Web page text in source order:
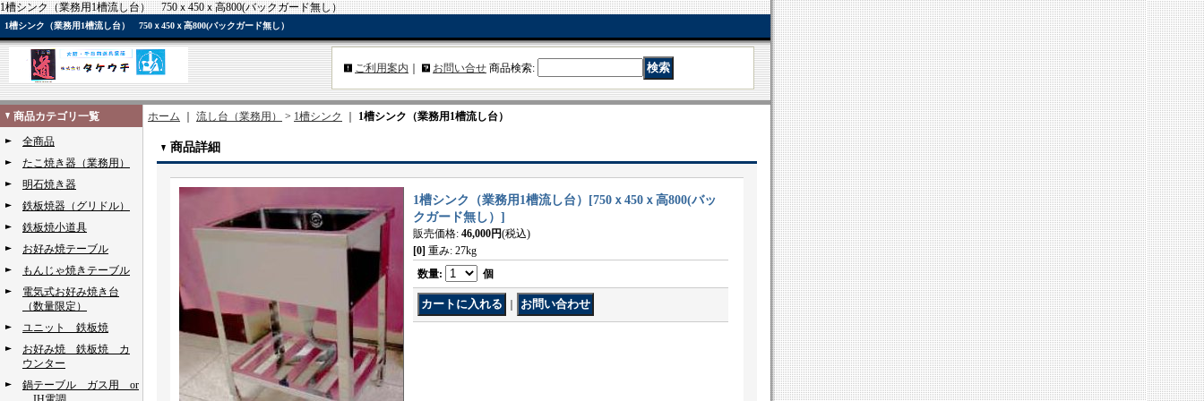
1槽シンク（業務用1槽流し台） 750ｘ450ｘ高800(バックガード無し）
1槽シンク（業務用1槽流し台） 750ｘ450ｘ高800(バックガード無し）
ご利用案内 お問い合せ 商品検索:
商品カテゴリ一覧
全商品
たこ焼き器（業務用）
明石焼き器
鉄板焼器（グリドル）
鉄板焼小道具
お好み焼テーブル
もんじゃ焼きテーブル
電気式お好み焼き台
（数量限定）
ユニット 鉄板焼
お好み焼 鉄板焼 カ
ウンター
鍋テーブル ガス用 or
ホーム 流し台（業務用） > 1槽シンク 1槽シンク（業務用1槽流し台）
商品詳細
1槽シンク（業務用1槽流し台） [750ｘ450ｘ高800(バッ
クガード無し） ]
販売価格: 46,000円(税込)
[0] 重み: 27kg
数量: 個